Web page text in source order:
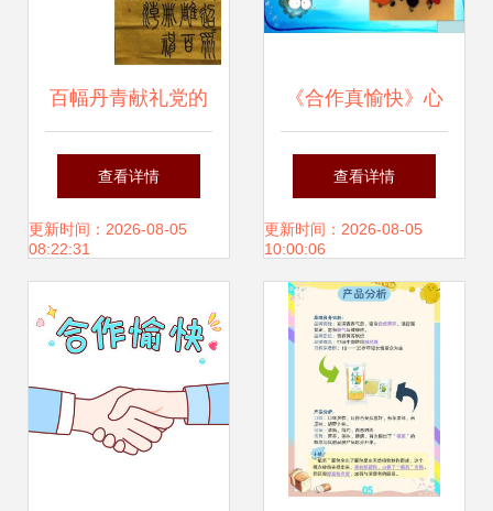
百幅丹青献礼党的
百年华诞，为你喜
欢的师生力作接续
查看详情
更新时间：2026-08-05
08:22:31
《合作真愉快》心
理健康教案——让
成长在协作中绽放
查看详情
更新时间：2026-08-05
10:00:06